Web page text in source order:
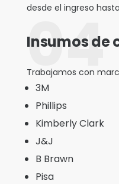
desde el ingreso
04
Insumos de
Trabajamos con
3M
Phillips
Kimberly Clark
J&J
B Brawn
Pisa